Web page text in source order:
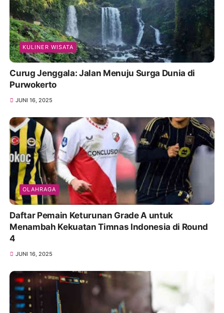
KULINER WISATA
Curug Jenggala: Jalan Menuju Surga Dunia di
Purwokerto
JUNI 16, 2025
OLAHRAGA
Daftar Pemain Keturunan Grade A untuk
Menambah Kekuatan Timnas Indonesia di Round
4
JUNI 16, 2025